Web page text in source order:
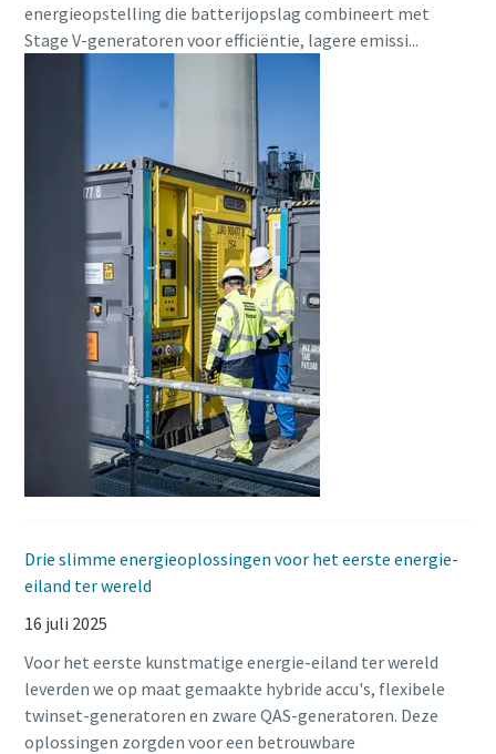
energieopstelling die batterijopslag combineert met
Stage V-generatoren voor efficiëntie, lagere emissi...
Drie slimme energieoplossingen voor het eerste energie-
eiland ter wereld
16 juli 2025
Voor het eerste kunstmatige energie-eiland ter wereld
leverden we op maat gemaakte hybride accu's, flexibele
twinset-generatoren en zware QAS-generatoren. Deze
oplossingen zorgden voor een betrouwbare